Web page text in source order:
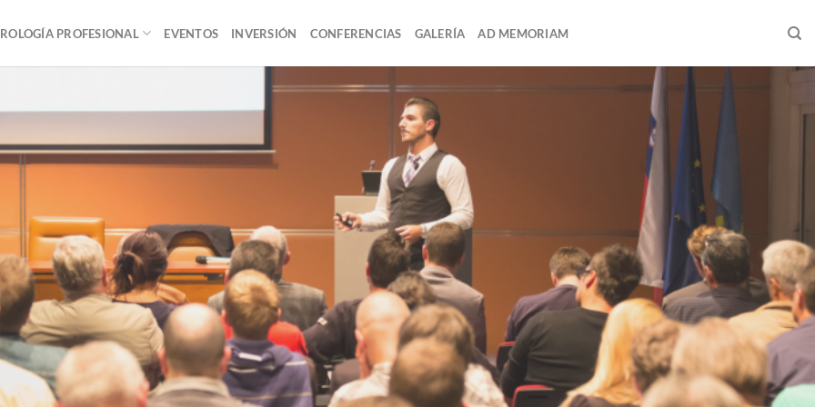
PROFESIONAL EVENTOS INVERSIÓN CONFERENCIAS GALERÍA AD MEMORIAM